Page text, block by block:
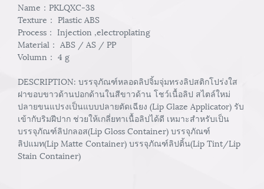
Name：PKLQXC-38
Texture： Plastic ABS
Process： Injection ,electroplating
Material： ABS / AS / PP
Volumn： 4 g
DESCRIPTION: บรรจุภัณฑ์หลอดลิปจิ้มจุ่มทรงลิปสติกโปร่งใส
ฝาขอบขาวด้านปอกด้านในสีขาวด้าน โชว์เนื้อลิป สไตล์ใหม่
ปลายขนแปรงเป็นแบบปลายตัดเฉียง (Lip Glaze Applicator) รับ
เข้ากับริมฝีปาก ช่วยให้เกลี่ยทาเนื้อลิปได้ดี เหมาะสำหรับเป็น
บรรจุภัณฑ์ลิปกลอส(Lip Gloss Container) บรรจุภัณฑ์
ลิปแมท(Lip Matte Container) บรรจุภัณฑ์ลิปติ้น(Lip Tint/Lip
Stain Container)